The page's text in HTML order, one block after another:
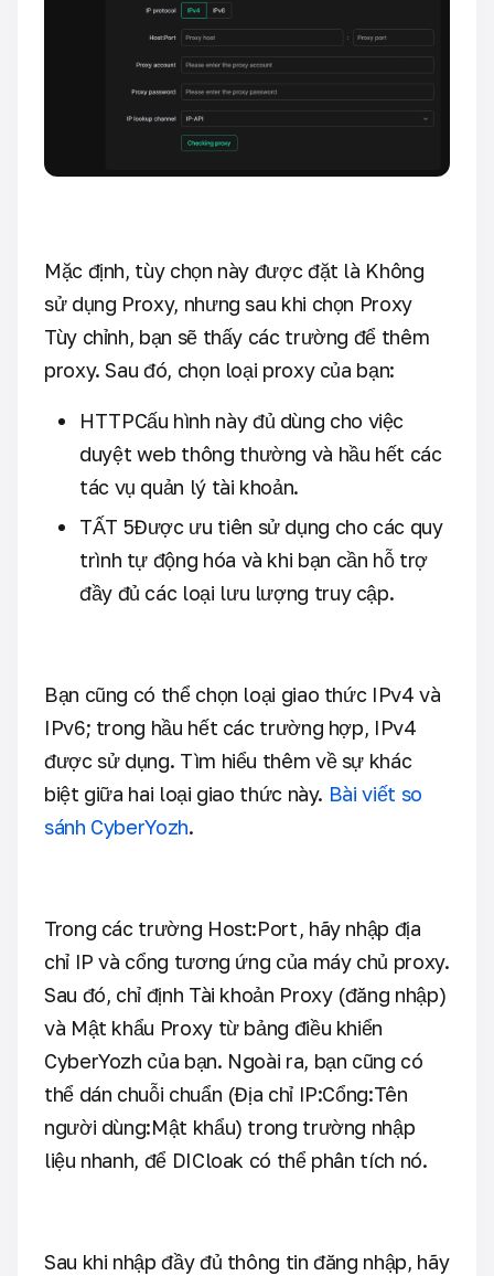
Mặc định, tùy chọn này được đặt là Không
sử dụng Proxy, nhưng sau khi chọn Proxy
Tùy chỉnh, bạn sẽ thấy các trường để thêm
proxy. Sau đó, chọn loại proxy của bạn:
HTTPCấu hình này đủ dùng cho việc
duyệt web thông thường và hầu hết các
tác vụ quản lý tài khoản.
TẤT 5Được ưu tiên sử dụng cho các quy
trình tự động hóa và khi bạn cần hỗ trợ
đầy đủ các loại lưu lượng truy cập.
Bạn cũng có thể chọn loại giao thức IPv4 và
IPv6; trong hầu hết các trường hợp, IPv4
được sử dụng. Tìm hiểu thêm về sự khác
biệt giữa hai loại giao thức này. Bài viết so
sánh CyberYozh.
Trong các trường Host:Port, hãy nhập địa
chỉ IP và cổng tương ứng của máy chủ proxy.
Sau đó, chỉ định Tài khoản Proxy (đăng nhập)
và Mật khẩu Proxy từ bảng điều khiển
CyberYozh của bạn. Ngoài ra, bạn cũng có
thể dán chuỗi chuẩn (Địa chỉ IP:Cổng:Tên
người dùng:Mật khẩu) trong trường nhập
liệu nhanh, để DICloak có thể phân tích nó.
Sau khi nhập đầy đủ thông tin đăng nhập, hãy